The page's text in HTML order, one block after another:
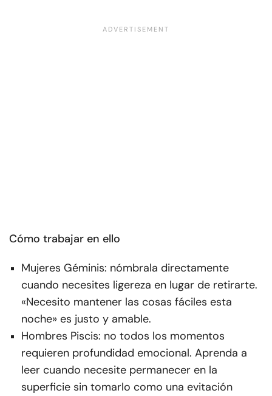
Cómo trabajar en ello
Mujeres Géminis: nómbrala directamente
cuando necesites ligereza en lugar de retirarte.
«Necesito mantener las cosas fáciles esta
noche» es justo y amable.
Hombres Piscis: no todos los momentos
requieren profundidad emocional. Aprenda a
leer cuando necesite permanecer en la
superficie sin tomarlo como una evitación